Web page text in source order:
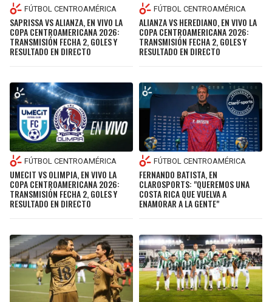
FÚTBOL CENTROAMÉRICA
SAPRISSA VS ALIANZA, EN VIVO LA
COPA CENTROAMERICANA 2026:
TRANSMISIÓN FECHA 2, GOLES Y
RESULTADO EN DIRECTO
FÚTBOL CENTROAMÉRICA
ALIANZA VS HEREDIANO, EN VIVO LA
COPA CENTROAMERICANA 2026:
TRANSMISIÓN FECHA 2, GOLES Y
RESULTADO EN DIRECTO
FÚTBOL CENTROAMÉRICA
UMECIT VS OLIMPIA, EN VIVO LA
COPA CENTROAMERICANA 2026:
TRANSMISIÓN FECHA 2, GOLES Y
RESULTADO EN DIRECTO
FÚTBOL CENTROAMÉRICA
FERNANDO BATISTA, EN
CLAROSPORTS: "QUEREMOS UNA
COSTA RICA QUE VUELVA A
ENAMORAR A LA GENTE"